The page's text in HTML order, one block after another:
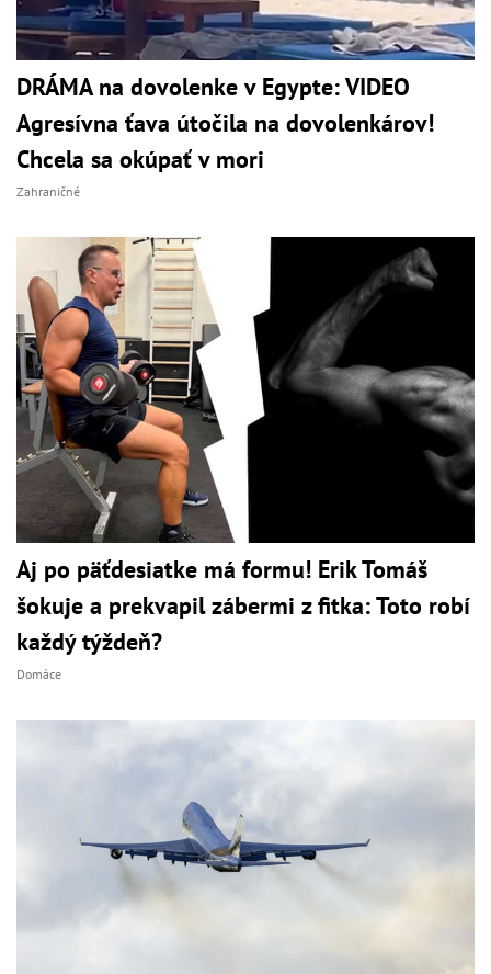
DRÁMA na dovolenke v Egypte: VIDEO
Agresívna ťava útočila na dovolenkárov!
Chcela sa okúpať v mori
Zahraničné
Aj po päťdesiatke má formu! Erik Tomáš
šokuje a prekvapil zábermi z fitka: Toto robí
každý týždeň?
Domáce